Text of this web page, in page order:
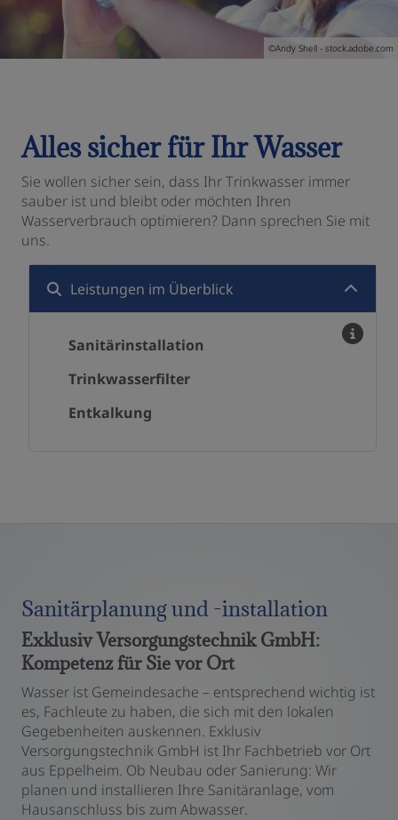
©Andy Shell - stock.adobe.com
Alles sicher für Ihr Wasser
Sie wollen sicher sein, dass Ihr Trinkwasser immer
sauber ist und bleibt oder möchten Ihren
Wasserverbrauch optimieren? Dann sprechen Sie mit
uns.
Leistungen im Überblick
Sanitärinstallation
Trinkwasserfilter
Entkalkung
Sanitärplanung und -installation
Exklusiv Versorgungstechnik GmbH:
Kompetenz für Sie vor Ort
Wasser ist Gemeindesache – entsprechend wichtig ist
es, Fachleute zu haben, die sich mit den lokalen
Gegebenheiten auskennen. Exklusiv
Versorgungstechnik GmbH ist Ihr Fachbetrieb vor Ort
aus Eppelheim. Ob Neubau oder Sanierung: Wir
planen und installieren Ihre Sanitäranlage, vom
Hausanschluss bis zum Abwasser.
und schließen